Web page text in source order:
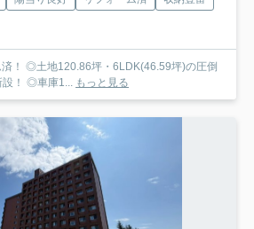
！ ◎土地120.86坪・6LDK(46.59坪)の圧倒
設！ ◎車庫1... もっと見る